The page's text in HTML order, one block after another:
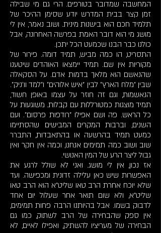
המחשבה שמדובר בטורפים. הרי גם מי שבילה
זמן קצר בבית המדרש יודע שסימן ההיכר של
תלמיד חכם הוא בישנות מינית. ושוב נאמר, אין לי
מושג מי הוא דובר האמת בפרשה האחרונה, אבל
כולנו כבר הבנו שכמעט הכל יתכן.
התסריט, הו כמה מביש, תמיד דומה. פירור של
מקוריות אין שם. תמיד יימצאו האוהדים שיטענו
שהנאשם הוא מלאך בדמות אדם. על הסקאלה
שבין "מלח הארץ" לבין "איש אלוהים" ו"למד וו'ניק".
הנאשמות, וגם זה חוזר על עצמו באופן חשוד,
תמיד מוצגות כמטורללות עם קבלות. משוגעות על
כל הראש. פה ושם אפילו "רודפות פרסום". ועם
השנים, וברבות המקרים המבישים שהסתיימו
כמעט תמיד בהרשעה או בהתאבדות, התברר
שוב ושוב כמה תמימים אנחנו, וכמה אין חקר ואין
גבול ליצר הרע של המין האנושי.
אז נכון, אין לי מושג. ואני לא שולל לרגע את
האפשרות שיש כאן עלילה זדונית ומכפישה. ועד
שלא יוכח אחרת הרב טאו שליט"א הוא הרב טאו
שליט"א, ולא שום תואר אחר שעלול יום אחד
לדבוק בשמו. אבל בהיותנו הרבה פחות תמימים,
אין ספק שהבחירה של הרב לשתוק, כמו גם
הבחירה של מעריציו להשתיק, ואפילו לאיים, לא